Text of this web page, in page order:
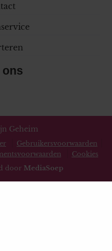
ons
Geheim
Gebruikersvoorwaarden
Cookies
door MediaSoep